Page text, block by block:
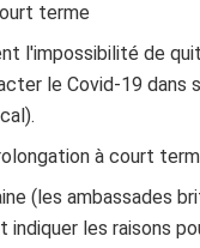
terme
l'impossibilité de
le Covid-19 dans
à court
(les ambassades
les raisons